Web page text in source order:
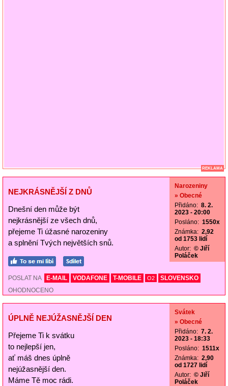
REKLAMA
NEJKRÁSNĚJŠÍ Z DNŮ
Dnešní den může být
nejkrásnější ze všech dnů,
přejeme Ti úžasné narozeniny
a splnění Tvých největších snů.
Narozeniny
» Obecné
Přidáno: 8. 2.
2023 - 20:00
Posláno: 1550x
Známka: 2,92
od 1753 lidí
Autor: © Jiří
Poláček
POSLAT NA E-MAIL VODAFONE T-MOBILE O2
SLOVENSKO
OHODNOCENO
ÚPLNĚ NEJÚŽASNĚJŠÍ DEN
Přejeme Ti k svátku
to nejlepší jen,
ať máš dnes úplně
nejúžasnější den.
Máme Tě moc rádi.
Svátek
» Obecné
Přidáno: 7. 2.
2023 - 18:33
Posláno: 1511x
Známka: 2,90
od 1727 lidí
Autor: © Jiří
Poláček